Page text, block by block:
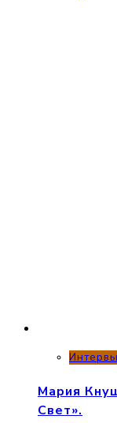
Мария
Свет».